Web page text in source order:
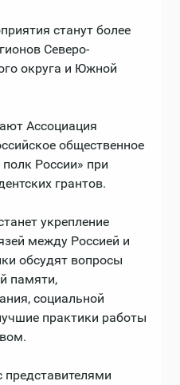
станут более
Северо-
округа и Южной
Ассоциация
общественное
России» при
грантов.
укрепление
между Россией и
обсудят вопросы
памяти,
социальной
практики работы